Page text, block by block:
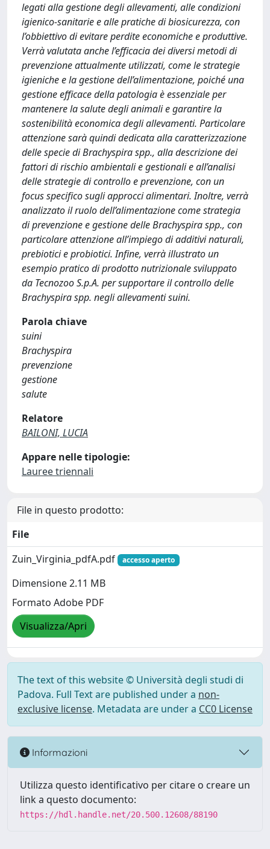
legati alla gestione degli allevamenti, alle condizioni
igienico-sanitarie e alle pratiche di biosicurezza, con
l’obbiettivo di evitare perdite economiche e produttive.
Verrà valutata anche l’efficacia dei diversi metodi di
prevenzione attualmente utilizzati, come le strategie
igieniche e la gestione dell’alimentazione, poiché una
gestione efficace della patologia è essenziale per
mantenere la salute degli animali e garantire la
sostenibilità economica degli allevamenti. Particolare
attenzione sarà quindi dedicata alla caratterizzazione
delle specie di Brachyspira spp., alla descrizione dei
fattori di rischio ambientali e gestionali e all’analisi
delle strategie di controllo e prevenzione, con un
focus specifico sugli approcci alimentari. Inoltre, verrà
analizzato il ruolo dell’alimentazione come strategia
di prevenzione e gestione delle Brachyspira spp., con
particolare attenzione all’impiego di additivi naturali,
prebiotici e probiotici. Infine, verrà illustrato un
esempio pratico di prodotto nutrizionale sviluppato
da Tecnozoo S.p.A. per supportare il controllo delle
Brachyspira spp. negli allevamenti suini.
Parola chiave
suini
Brachyspira
prevenzione
gestione
salute
Relatore
BAILONI, LUCIA
Appare nelle tipologie:
Lauree triennali
File in questo prodotto:
File
Zuin_Virginia_pdfA.pdf
accesso aperto
Dimensione 2.11 MB
Formato Adobe PDF
Visualizza/Apri
The text of this website © Università degli studi di
Padova. Full Text are published under a non-
exclusive license. Metadata are under a CC0 License
Informazioni
Utilizza questo identificativo per citare o creare un
link a questo documento:
https://hdl.handle.net/20.500.12608/88190